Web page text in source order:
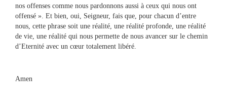
nos offenses comme nous pardonnons aussi à ceux qui nous ont
offensé ». Et bien, oui, Seigneur, fais que, pour chacun d’entre
nous, cette phrase soit une réalité, une réalité profonde, une réalité
de vie, une réalité qui nous permette de nous avancer sur le chemin
d’Eternité avec un cœur totalement libéré.
Amen